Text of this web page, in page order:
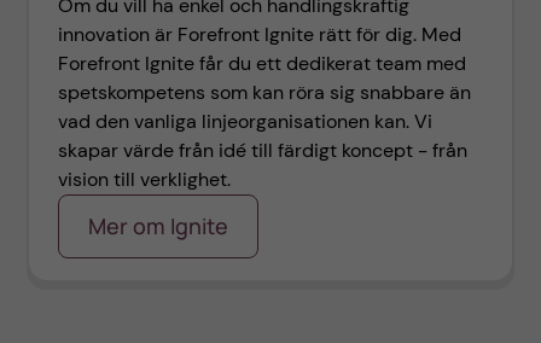
Om du vill ha enkel och handlingskraftig
innovation är Forefront Ignite rätt för dig. Med
Forefront Ignite får du ett dedikerat team med
spetskompetens som kan röra sig snabbare än
vad den vanliga linjeorganisationen kan. Vi
skapar värde från idé till färdigt koncept - från
vision till verklighet.
Mer om Ignite